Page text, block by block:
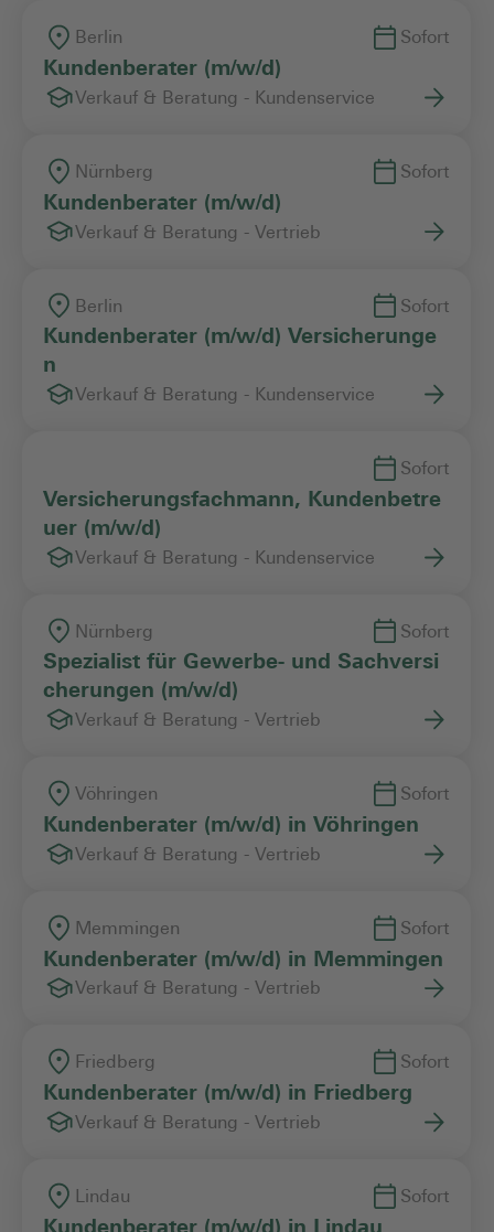
Vertragsart
Berlin Sofort
Kundenberater (m/w/d)
Verkauf & Beratung - Kundenservice
Nürnberg Sofort
Kundenberater (m/w/d)
Verkauf & Beratung - Vertrieb
Berlin Sofort
Kundenberater (m/w/d) Versicherunge
n
Verkauf & Beratung - Kundenservice
Sofort
Versicherungsfachmann, Kundenbetre
uer (m/w/d)
Verkauf & Beratung - Kundenservice
Nürnberg Sofort
Spezialist für Gewerbe- und Sachversi
cherungen (m/w/d)
Verkauf & Beratung - Vertrieb
Vöhringen Sofort
Kundenberater (m/w/d) in Vöhringen
Verkauf & Beratung - Vertrieb
Memmingen Sofort
Kundenberater (m/w/d) in Memmingen
Verkauf & Beratung - Vertrieb
Friedberg Sofort
Kundenberater (m/w/d) in Friedberg
Verkauf & Beratung - Vertrieb
Lindau Sofort
Kundenberater (m/w/d) in Lindau